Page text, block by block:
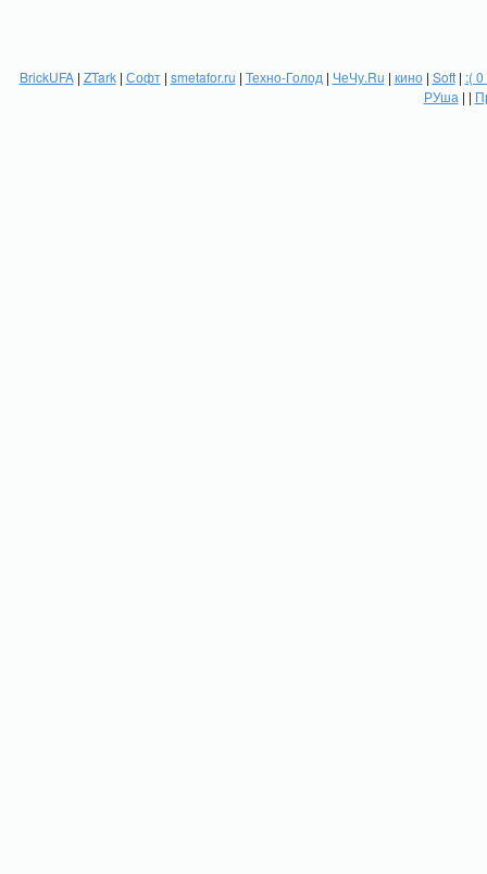
BrickUFA| ZTark| Софт| smetafor.ru | Техно-Голод | ЧеЧу.Ru | кино| Soft| :(
РУша | |